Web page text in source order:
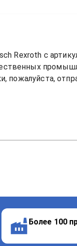
Rexroth с
пожалуйста,
Более 100